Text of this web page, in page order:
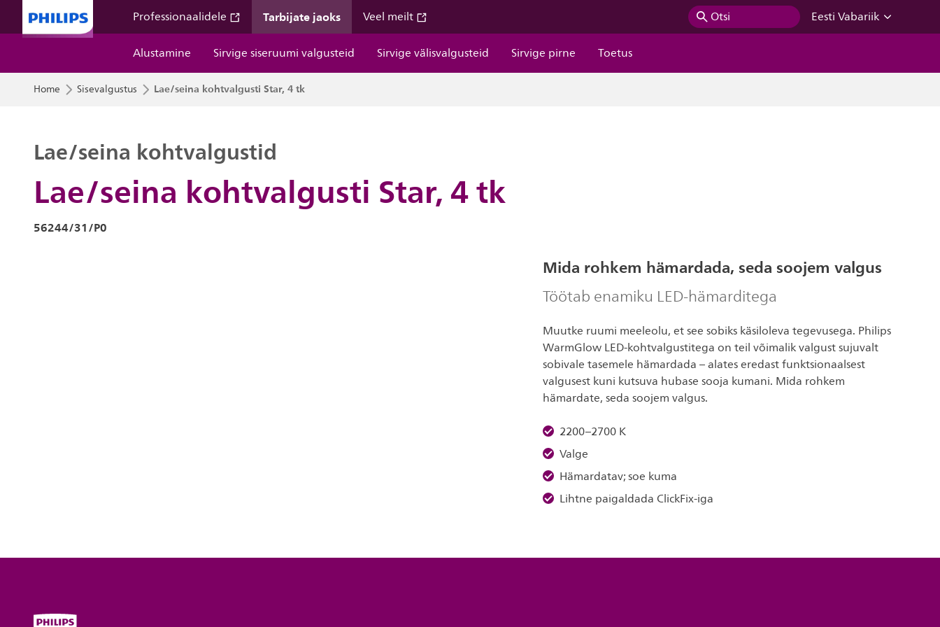
Professionaalidele Tarbijate jaoks Veel meilt Otsi
Eesti Vabariik
Alustamine
Sirvige siseruumi valgusteid Sirvige välisvalgusteid Sirvige pirne Toetus
Home Sisevalgustus Lae/seina kohtvalgusti Star, 4 tk
Lae/seina kohtvalgusti Star, 4 tk
Lae/seina kohtvalgustid
56244/31/P0
Mida rohkem hämardada, seda soojem valgus
Töötab enamiku LED-hämarditega
Muutke ruumi meeleolu, et see sobiks käsiloleva tegevusega. Philips
WarmGlow LED-kohtvalgustitega on teil võimalik valgust sujuvalt
sobivale tasemele hämardada – alates eredast funktsionaalsest
valgusest kuni kutsuva hubase sooja kumani. Mida rohkem
hämardate, seda soojem valgus.
2200–2700 K
Valge
Hämardatav; soe kuma
Lihtne paigaldada ClickFix-iga